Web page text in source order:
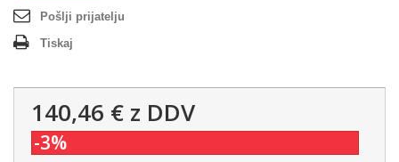
Pošlji prijatelju
Tiskaj
140,46 € z DDV
-3%